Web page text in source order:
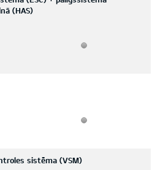
(HAS)
sistēma (VSM)